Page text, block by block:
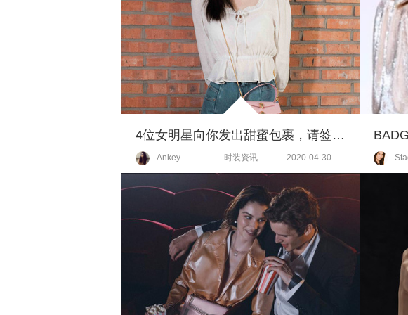
4位女明星向你发出甜蜜包裹，请签收！
Ankey 时装资讯 2020-04-30